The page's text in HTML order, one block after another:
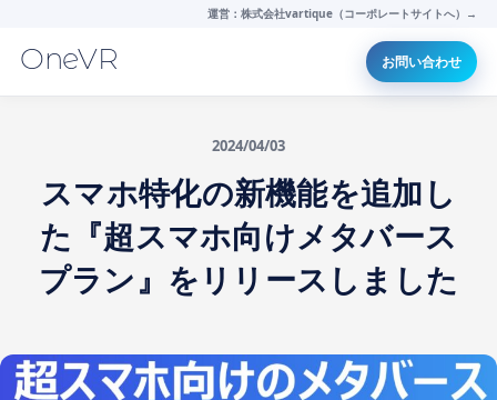
運営：株式会社vartique（コーポレートサイトへ）→
OneVR お問い合わせ
2024/04/03
スマホ特化の新機能を追加し
た『超スマホ向けメタバース
プラン』をリリースしました